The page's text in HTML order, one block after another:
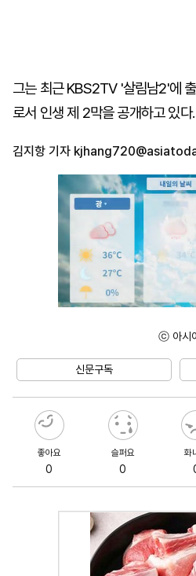
그는 최근 KBS2TV '살림남2'에
로서 인생 제 2막을 공개하고 있다.
김지항 기자
ⓒ 아시
신문구독
좋아요
0
슬퍼요
0
화